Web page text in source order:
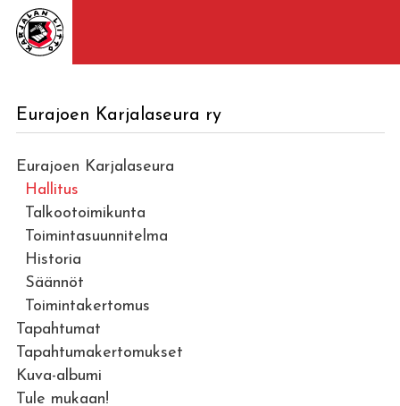
Eurajoen Karjalaseura ry
Eurajoen Karjalaseura
Hallitus
Talkootoimikunta
Toimintasuunnitelma
Historia
Säännöt
Toimintakertomus
Tapahtumat
Tapahtumakertomukset
Kuva-albumi
Tule mukaan!